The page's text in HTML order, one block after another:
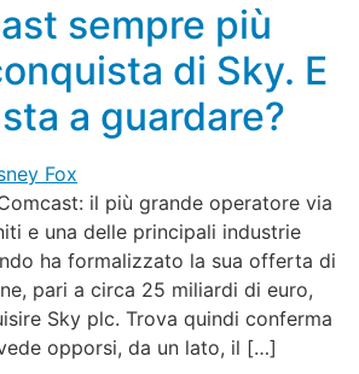
sempre più
di Sky. E
a guardare?
il più grande operatore via
e una delle principali industrie
ha formalizzato la sua offerta di
pari a circa 25 miliardi di euro,
Sky plc. Trova quindi conferma
opporsi, da un lato, il […]